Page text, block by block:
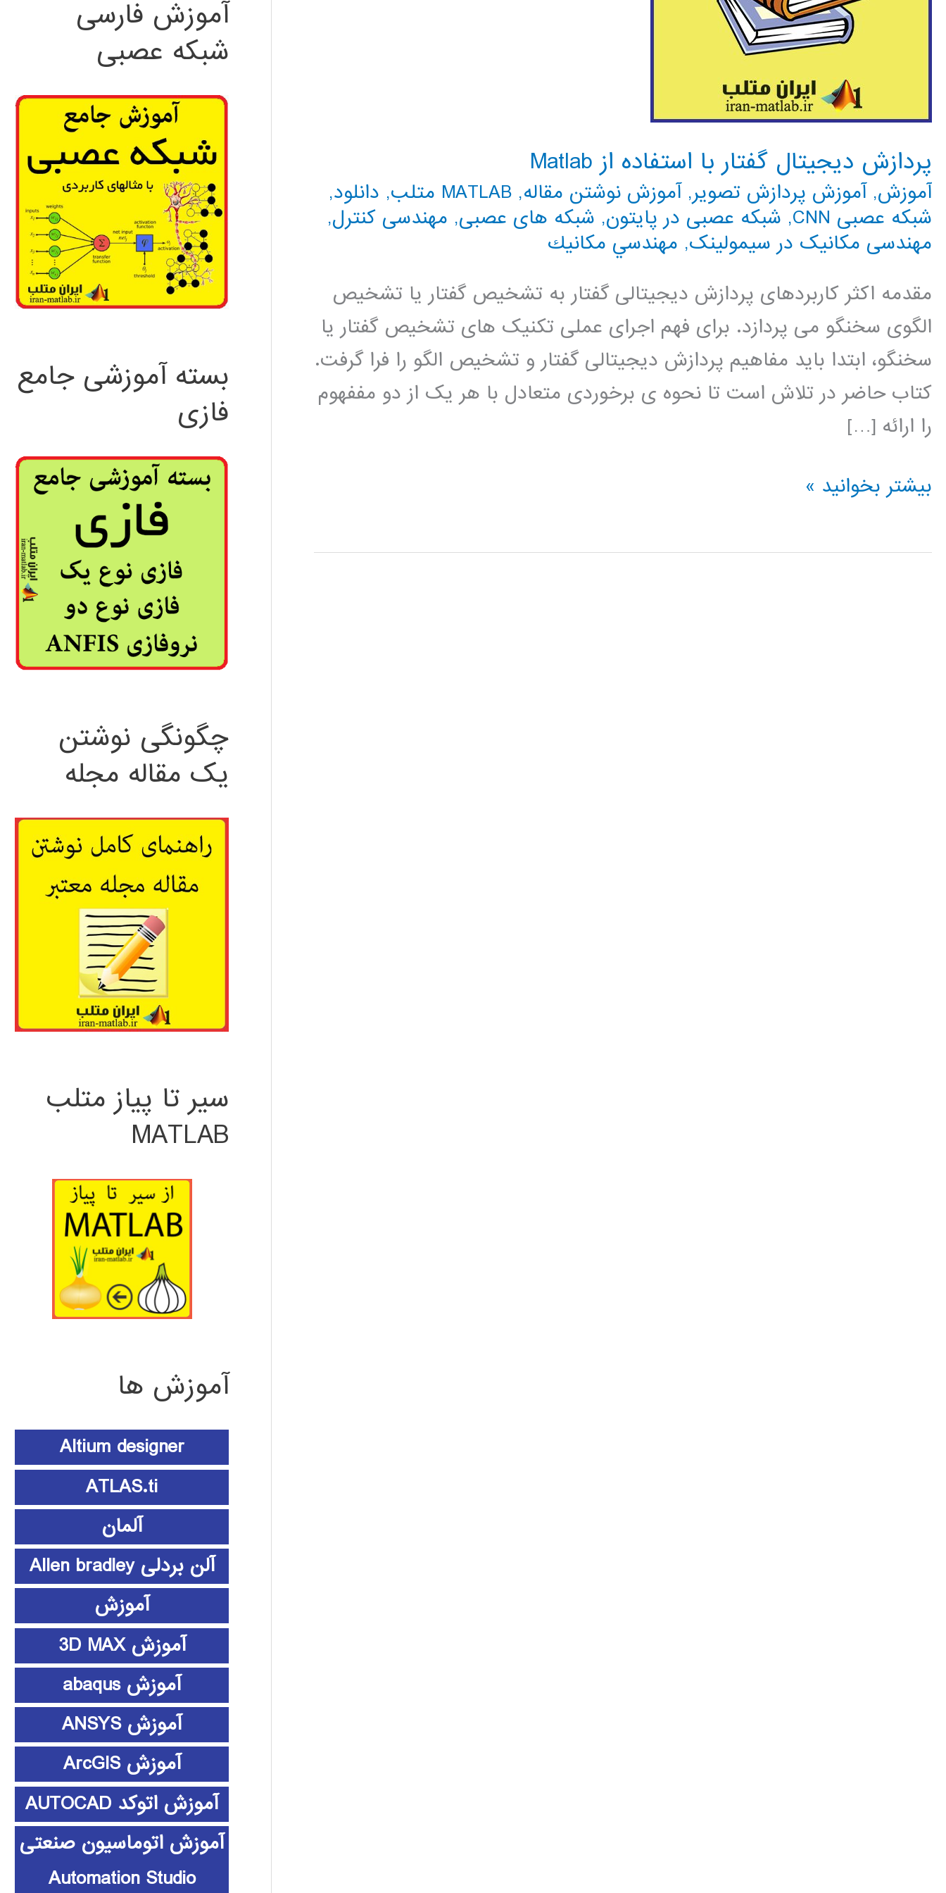
پردازش دیجیتال گفتار با استفاده از Matlab
آموزش,آموزش پردازش تصویر,آموزش نوشتن مقاله, MATLAB متلب , دانلود,
شبکه عصبی CNN
, شبکه عصبی در پایتون, شبکه های عصبی, مهندسی کنترل,
مهندسی مکانیک در سیمولینک, مهندسي مكانيك
مقدمه اکثر کاربردهای پردازش دیجیتالی گفتار به تشخیص گفتار یا تشخیص
الگوی سخنگو می پردازد. برای فهم اجرای عملی تکنیک های تشخیص گفتار یا
سخنگو، ابتدا باید مفاهیم پردازش دیجیتالی گفتار و تشخیص الگو را فرا گرفت.
کتاب حاضر در تلاش است تا نحوه ی برخوردی متعادل با هر یک از دو مففهوم
را ارائه […]
پردازش
گفتار
بیشتر بخوانید »
آموزش فارسی
شبکه عصبی
بسته آموزشی جامع
فازی
چگونگی نوشتن
یک مقاله مجله
سیر تا پیاز متلب
MATLAB
آموزش ها
Altium designer
ATLAS.ti
آلمان
آلن بردلی Allen bradley
آموزش
آموزش 3D MAX
آموزش abaqus
آموزش ANSYS
آموزش ArcGIS
آموزش اتوکد AUTOCAD
آموزش اتوماسیون صنعتی
Automation Studio